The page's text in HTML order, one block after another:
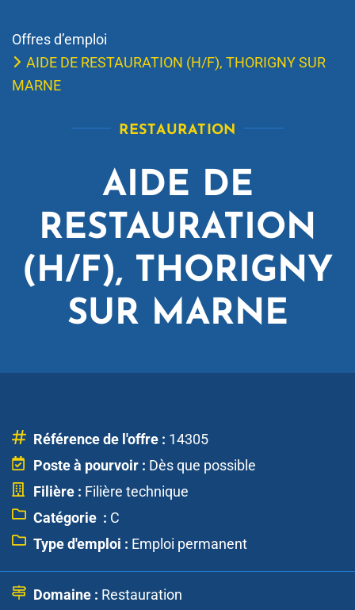
Offres d’emploi
AIDE DE RESTAURATION (H/F), THORIGNY SUR
MARNE
AIDE DE
RESTAURATION
(H/F), THORIGNY
SUR MARNE
RESTAURATION
Référence de l'offre : 14305
Poste à pourvoir : Dès que possible
Filière : Filière technique
Catégorie : C
Type d'emploi : Emploi permanent
Domaine : Restauration